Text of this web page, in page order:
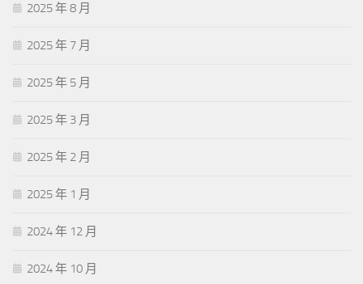
2025 年 8 月
2025 年 7 月
2025 年 5 月
2025 年 3 月
2025 年 2 月
2025 年 1 月
2024 年 12 月
2024 年 10 月